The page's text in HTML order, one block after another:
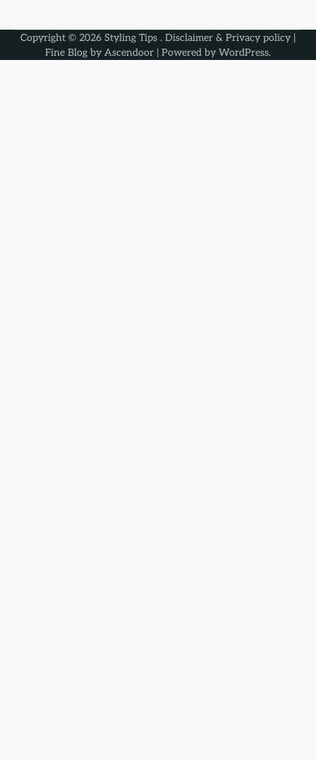
Copyright © 2026 Styling Tips . Disclaimer & Privacy policy |
Fine Blog by Ascendoor | Powered by WordPress.